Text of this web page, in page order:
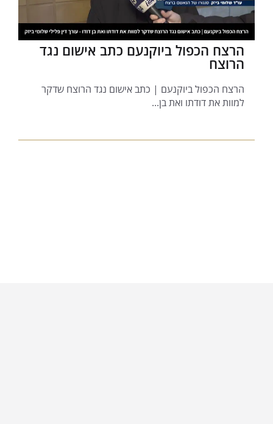
הרצח הכפול ביוקנעם כתב אישום נגד
הרוצח
הרצח הכפול ביוקנעם | כתב אישום נגד הרוצח שדקר
למוות את דודתו ואת בן...